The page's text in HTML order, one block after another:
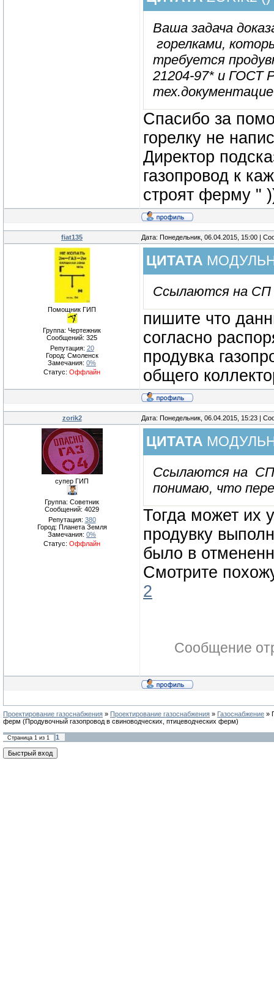
Ваша задача
горелками,
требуется
21204-97* и ГОСТ
Спасибо за
горелку не
Директор
газопровод к
строят ферму "
fiat135 Дата: Понедельник, 06.04.2015, 15:00 |
Помощник ГИП
Группа: Чертежник
Сообщений: 325
Репутация: 20
Город: Смоленск
Замечания: 0%
Статус: Оффлайн
ЦИТАТА
Ссылаются на СП
пишите что
согласно
продувка
общего
zorik2 Дата: Понедельник, 06.04.2015, 15:23 |
супер ГИП
Группа: Советник
Сообщений: 4029
Репутация: 380
Город: Планета Земля
Замечания: 0%
Статус: Оффлайн
ЦИТАТА
Ссылаются на СП
понимаю, что
Тогда может их
продувку
было в
Смотрите
2
Сообщение
Проектирование газоснабжения » Проектирование газоснабжения » Газоснабжение »
ферм (Продувочный газопровод в свиноводческих, птицеводческих ферм)
Страница 1 из 1 1